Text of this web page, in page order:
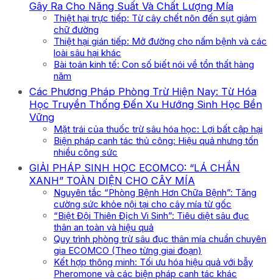
Gây Ra Cho Năng Suất Và Chất Lượng Mía
Thiệt hại trực tiếp: Từ cây chết nõn đến sụt giảm
chữ đường
Thiệt hại gián tiếp: Mở đường cho nấm bệnh và các
loài sâu hại khác
Bài toán kinh tế: Con số biết nói về tổn thất hàng
năm
Các Phương Pháp Phòng Trừ Hiện Nay: Từ Hóa
Học Truyền Thống Đến Xu Hướng Sinh Học Bền
Vững
Mặt trái của thuốc trừ sâu hóa học: Lợi bất cập hại
Biện pháp canh tác thủ công: Hiệu quả nhưng tốn
nhiều công sức
GIẢI PHÁP SINH HỌC ECOMCO: “LÁ CHẮN
XANH” TOÀN DIỆN CHO CÂY MÍA
Nguyên tắc “Phòng Bệnh Hơn Chữa Bệnh”: Tăng
cường sức khỏe nội tại cho cây mía từ gốc
“Biệt Đội Thiên Địch Vi Sinh”: Tiêu diệt sâu đục
thân an toàn và hiệu quả
Quy trình phòng trừ sâu đục thân mía chuẩn chuyên
gia ECOMCO (Theo từng giai đoạn)
Kết hợp thông minh: Tối ưu hóa hiệu quả với bẫy
Pheromone và các biện pháp canh tác khác